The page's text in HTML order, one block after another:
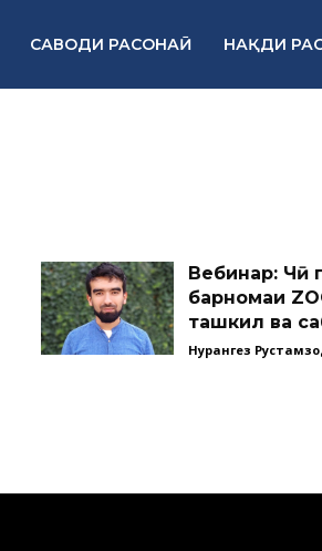
САВОДИ РАСОНАӢ НАҚДИ
Вебинар: Чӣ
барномаи
ташкил ва
Нурангез